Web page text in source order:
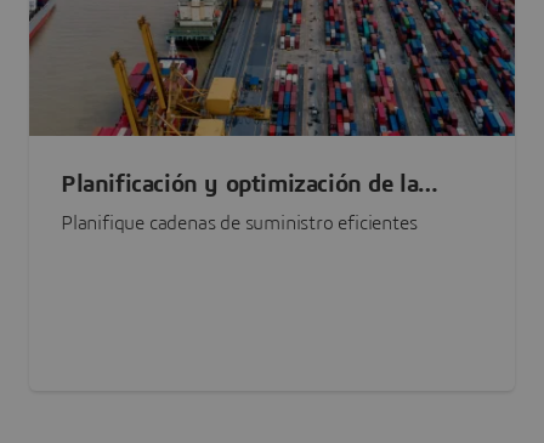
Planificación y optimización de la
cadena de suministro
Planifique cadenas de suministro eficientes